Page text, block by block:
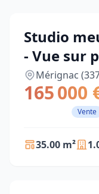
Studio
- Vue sur
Mérignac
165 000
Vente
35.00 m²